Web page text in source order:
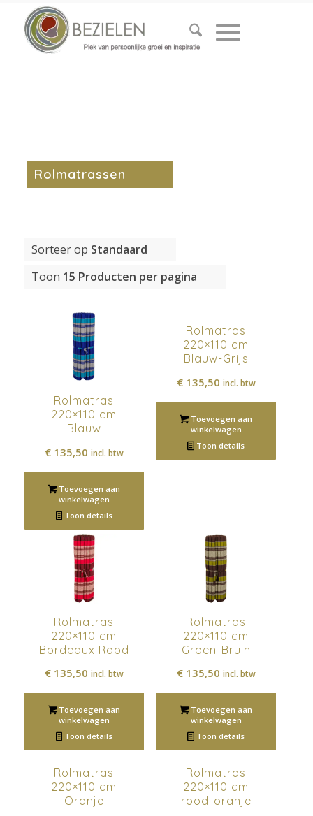
Rolmatrassen
Sorteer op Standaard
Toon 15 Producten per pagina
Rolmatras
220×110 cm
Blauw
€135,50 incl. btw
Toevoegen aan
winkelwagen
Toon details
Rolmatras
220×110 cm
Blauw-Grijs
€135,50 incl. btw
Toevoegen aan
winkelwagen
Toon details
Rolmatras
220×110 cm
Bordeaux Rood
€135,50 incl. btw
Toevoegen aan
winkelwagen
Toon details
Rolmatras
220×110 cm
Groen-Bruin
€135,50 incl. btw
Toevoegen aan
winkelwagen
Toon details
Rolmatras
220×110 cm
Oranje
Rolmatras
220×110 cm
rood-oranje